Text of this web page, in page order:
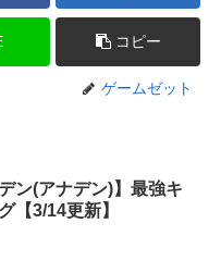
コピー
ゲームゼット
ン(アナデン)】最強キ
【3/14更新】